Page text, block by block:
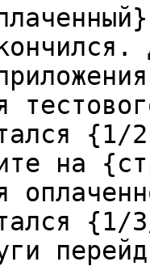
на